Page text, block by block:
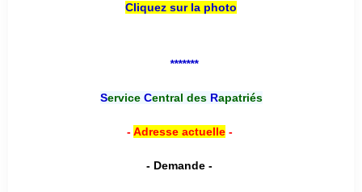
Cliquez sur la photo
*******
Service Central desRapatriés
-Adresse actuelle-
- Demande -